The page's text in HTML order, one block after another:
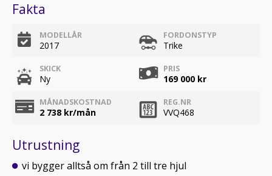
Fakta
MODELLÅR
2017
FORDONSTYP
Trike
SKICK
Ny
PRIS
169 000 kr
MÅNADSKOSTNAD
2 738 kr/mån
REG.NR
VVQ468
Utrustning
vi bygger alltså om från 2 till tre hjul